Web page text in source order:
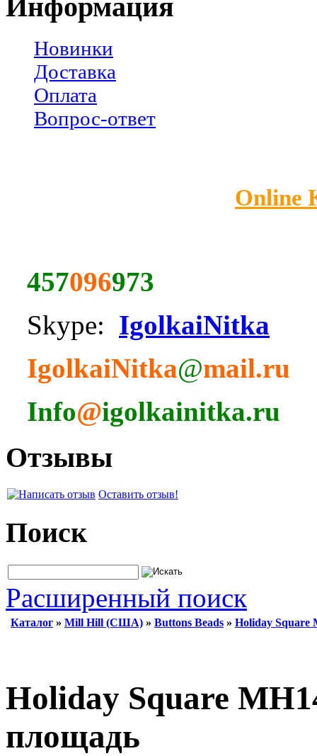
Информация
Новинки
Доставка
Оплата
Вопрос-ответ
Online
457096973
Skype: IgolkaiNitka
IgolkaiNitka@mail.ru
Info@igolkainitka.ru
Отзывы
Оставить отзыв!
Поиск
Расширенный поиск
Каталог » Mill Hill (США) » Buttons Beads » Holiday Square
Holiday Square
площадь